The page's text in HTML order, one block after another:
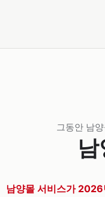
그동안 남
남양몰 서비스가